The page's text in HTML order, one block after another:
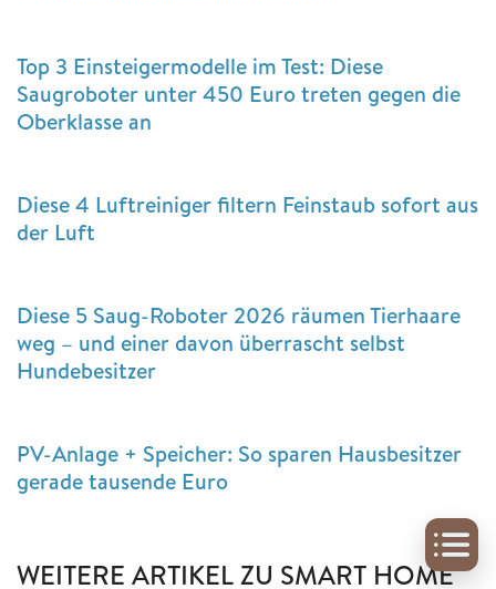
Top 3 Einsteigermodelle im Test: Diese
Saugroboter unter 450 Euro treten gegen die
Oberklasse an
Diese 4 Luftreiniger filtern Feinstaub sofort aus
der Luft
Diese 5 Saug-Roboter 2026 räumen Tierhaare
weg – und einer davon überrascht selbst
Hundebesitzer
PV-Anlage + Speicher: So sparen Hausbesitzer
gerade tausende Euro
WEITERE ARTIKEL ZU SMART HOME